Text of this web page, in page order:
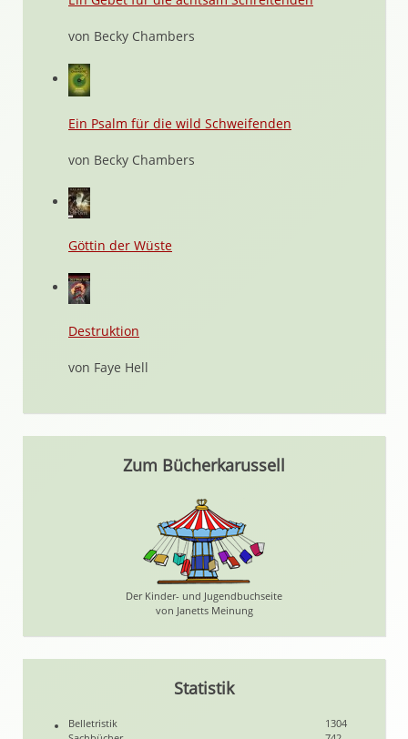
von Becky Chambers
Ein Psalm für die wild Schweifenden
von Becky Chambers
Göttin der Wüste
Destruktion
von Faye Hell
Zum Bücherkarussell
Der Kinder- und Jugendbuchseite
von Janetts Meinung
Statistik
Belletristik
1304